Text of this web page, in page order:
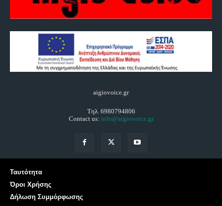
aigiovoice.gr
Τηλ. 6980794806
Contact us: info@aigiovoice.gr
Ταυτότητα
Όροι Χρήσης
Δήλωση Συμμόρφωσης